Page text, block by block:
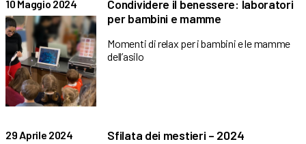
10 Maggio 2024
Condividere il benessere: laboratori
per bambini e mamme
Momenti di relax per i bambini e le mamme
dell’asilo
29 Aprile 2024 Sfilata dei mestieri – 2024